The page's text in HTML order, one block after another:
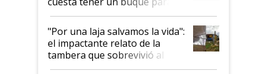
y el peligro de que Argentina
pase a ser "país sucio"
"Por una laja salvamos la vida":
el impactante relato de la
tambera que sobrevivió al
tornado